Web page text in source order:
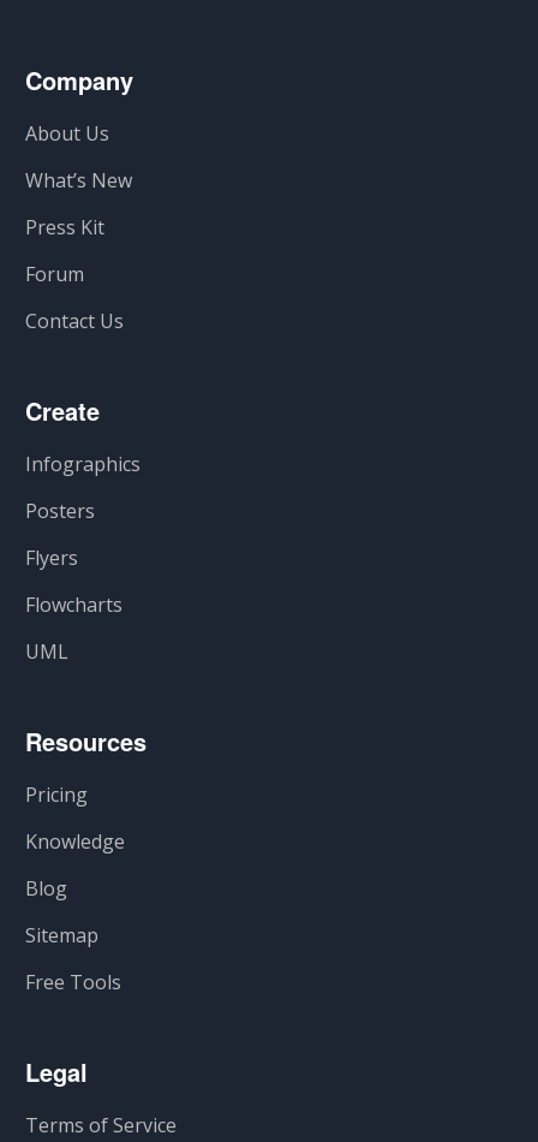
Company
About Us
What’s New
Press Kit
Forum
Contact Us
Create
Infographics
Posters
Flyers
Flowcharts
UML
Resources
Pricing
Knowledge
Blog
Sitemap
Free Tools
Legal
Terms of Service